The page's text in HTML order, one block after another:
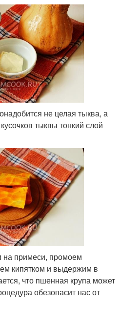
не целая тыква, а
тыквы тонкий слой
примеси, промоем
кипятком и выдержим в
что пшенная крупа может
обезопасит нас от